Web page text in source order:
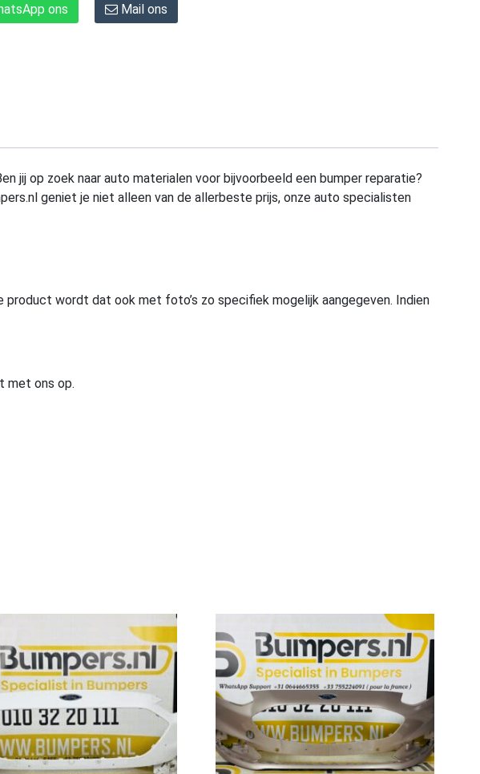
ons Mail ons
jij op zoek naar auto materialen voor bijvoorbeeld een bumper reparatie?
geniet je niet alleen van de allerbeste prijs, onze auto specialisten
wordt dat ook met foto’s zo specifiek mogelijk aangegeven. Indien
met ons op.